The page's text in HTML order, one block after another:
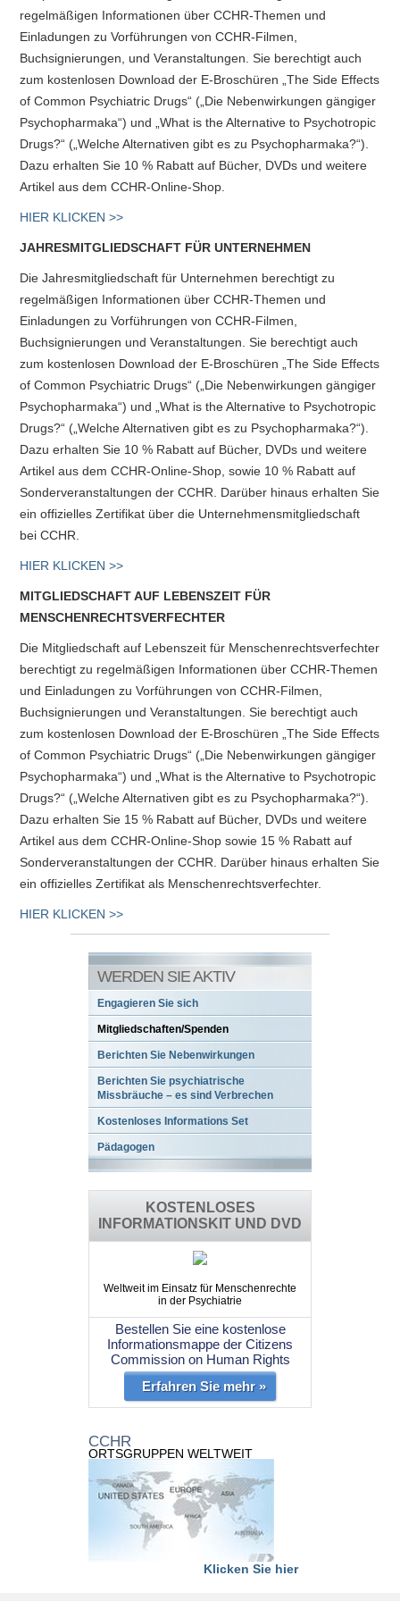
regelmäßigen Informationen über CCHR-Themen und
Einladungen zu Vorführungen von CCHR-Filmen,
Buchsignierungen, und Veranstaltungen. Sie berechtigt auch
zum kostenlosen Download der E-Broschüren „The Side Effects
of Common Psychiatric Drugs“ („Die Nebenwirkungen gängiger
Psychopharmaka“) und „What is the Alternative to Psychotropic
Drugs?“ („Welche Alternativen gibt es zu Psychopharmaka?“).
Dazu erhalten Sie 10 % Rabatt auf Bücher, DVDs und weitere
Artikel aus dem CCHR-Online-Shop.
HIER KLICKEN >>
JAHRESMITGLIEDSCHAFT FÜR UNTERNEHMEN
Die Jahresmitgliedschaft für Unternehmen berechtigt zu
regelmäßigen Informationen über CCHR-Themen und
Einladungen zu Vorführungen von CCHR-Filmen,
Buchsignierungen und Veranstaltungen. Sie berechtigt auch
zum kostenlosen Download der E-Broschüren „The Side Effects
of Common Psychiatric Drugs“ („Die Nebenwirkungen gängiger
Psychopharmaka“) und „What is the Alternative to Psychotropic
Drugs?“ („Welche Alternativen gibt es zu Psychopharmaka?“).
Dazu erhalten Sie 10 % Rabatt auf Bücher, DVDs und weitere
Artikel aus dem CCHR-Online-Shop, sowie 10 % Rabatt auf
Sonderveranstaltungen der CCHR. Darüber hinaus erhalten Sie
ein offizielles Zertifikat über die Unternehmensmitgliedschaft
bei CCHR.
HIER KLICKEN >>
MITGLIEDSCHAFT AUF LEBENSZEIT FÜR
MENSCHENRECHTSVERFECHTER
Die Mitgliedschaft auf Lebenszeit für Menschenrechtsverfechter
berechtigt zu regelmäßigen Informationen über CCHR-Themen
und Einladungen zu Vorführungen von CCHR-Filmen,
Buchsignierungen und Veranstaltungen. Sie berechtigt auch
zum kostenlosen Download der E-Broschüren „The Side Effects
of Common Psychiatric Drugs“ („Die Nebenwirkungen gängiger
Psychopharmaka“) und „What is the Alternative to Psychotropic
Drugs?“ („Welche Alternativen gibt es zu Psychopharmaka?“).
Dazu erhalten Sie 15 % Rabatt auf Bücher, DVDs und weitere
Artikel aus dem CCHR-Online-Shop sowie 15 % Rabatt auf
Sonderveranstaltungen der CCHR. Darüber hinaus erhalten Sie
ein offizielles Zertifikat als Menschenrechtsverfechter.
HIER KLICKEN >>
WERDEN SIE AKTIV
Engagieren Sie sich
Mitgliedschaften/Spenden
Berichten Sie Nebenwirkungen
Berichten Sie psychiatrische
Missbräuche – es sind Verbrechen
Kostenloses Informations Set
Pädagogen
KOSTENLOSES
INFORMATIONSKIT UND DVD
Weltweit im Einsatz für Menschenrechte
in der Psychiatrie
Bestellen Sie eine kostenlose
Informationsmappe der Citizens
Commission on Human Rights
Erfahren Sie mehr »
CCHR
ORTSGRUPPEN WELTWEIT
Klicken Sie hier